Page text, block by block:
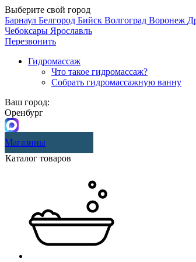
Выберите свой город
Барнаул Белгород Бийск Волгоград Воронеж
Чебоксары Ярославль
Перезвонить
Гидромассаж
Что такое гидромассаж?
Собрать гидромассажную ванну
Ваш город:
Оренбург
Магазины
Каталог товаров